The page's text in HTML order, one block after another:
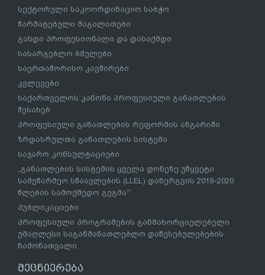
სექტორული საკოორდინაციო საბჭო
წარმატებული მაგალითები
გახდი პროფესიონალი და დასაქმდი
სასარგებლო ბმულები
საერთაშორისო კავშირები
კვლევები
საქართველოს კანონი პროფესიული განათლების
შესახებ
პროფესიული განათლების რეფორმის ანგარიში
ზრდასრულთა განათლების სისტემა
საჯარო კონსულტაციები
„განათლების სისტემის ყველა დონეზე უწყვეტი
სამეწარმეო სწაავლების (LLEL) დანერგვის 2019-2020
წლების სამოქმედო გეგმა“’
პუბლიკაციები
პროფესიული პროგრამების განმახორციელებელი
უმაღლესი საგანმანათლებლო დაწესებულებების
ჩამონათვალი
მეცნიერება